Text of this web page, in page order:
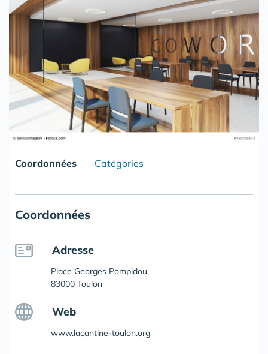
Coordonnées Catégories
Coordonnées
Adresse
Place Georges Pompidou
83000 Toulon
Web
www.lacantine-toulon.org